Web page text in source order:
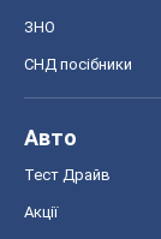
ЗНО
СНД посібники
Авто
Тест Драйв
Акції